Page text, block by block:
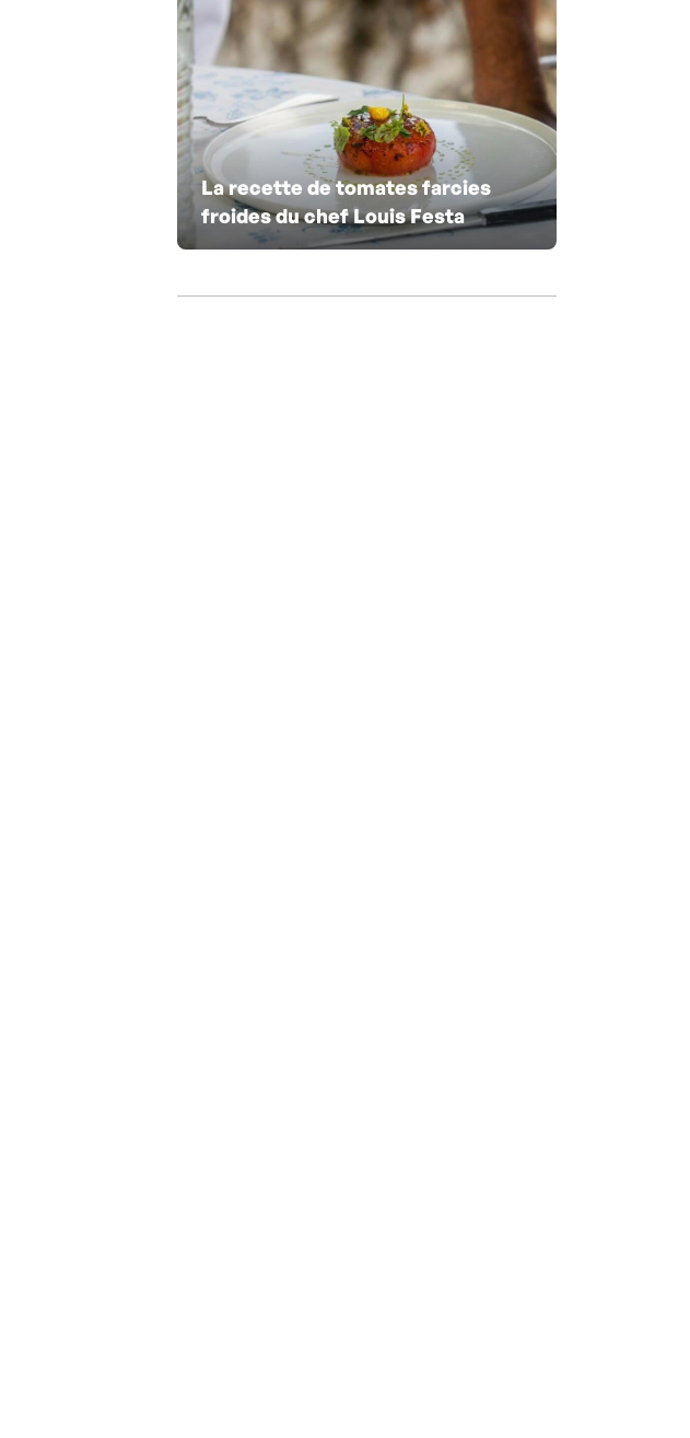
La recette de tomates farcies
froides du chef Louis Festa